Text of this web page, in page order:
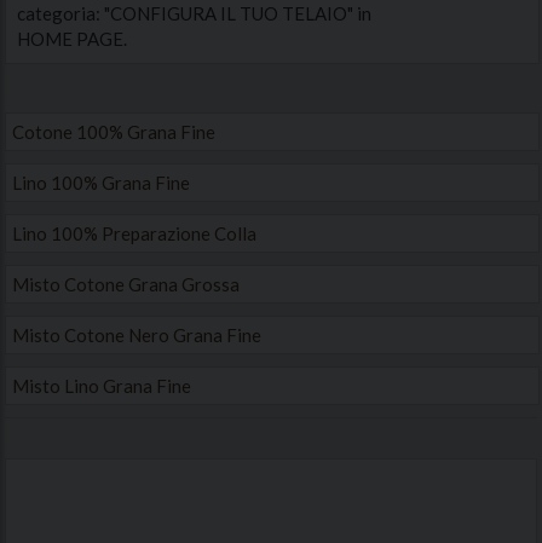
categoria: "CONFIGURA IL TUO TELAIO" in
HOME PAGE.
Cotone 100% Grana Fine
Lino 100% Grana Fine
Lino 100% Preparazione Colla
Misto Cotone Grana Grossa
Misto Cotone Nero Grana Fine
Misto Lino Grana Fine